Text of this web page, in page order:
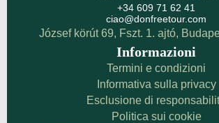
+34 609 71 62 41
ciao@donfreetour.com
József körút 69, Fszt. 1. ajtó,
Informazioni
Termini e condizioni
Informativa sulla privacy
Esclusione di
Politica sui cookie